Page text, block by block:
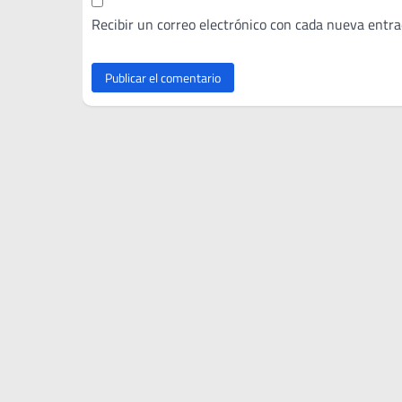
Recibir un correo electrónico con cada nueva